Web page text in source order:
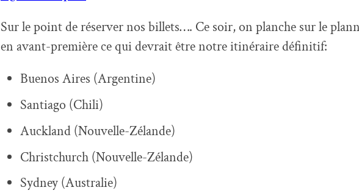
Sur le point de réserver nos billets…. Ce soir, on planche sur le
en avant-première ce qui devrait être notre itinéraire définitif:
Buenos Aires (Argentine)
Santiago (Chili)
Auckland (Nouvelle-Zélande)
Christchurch (Nouvelle-Zélande)
Sydney (Australie)